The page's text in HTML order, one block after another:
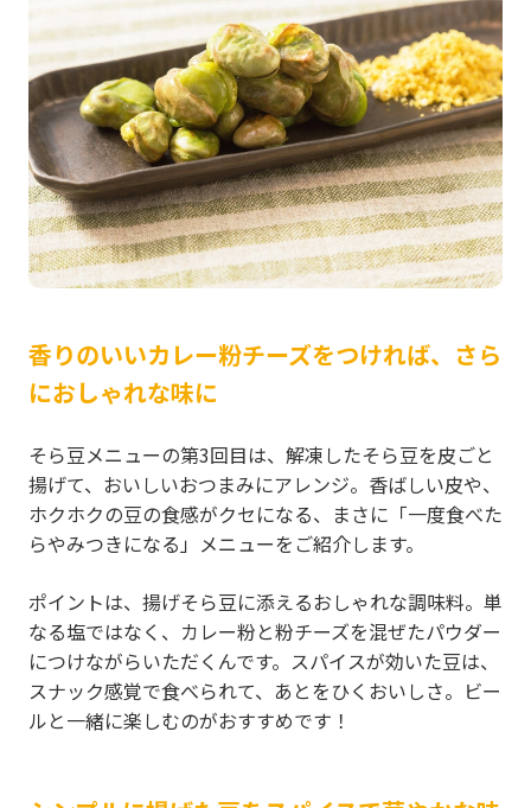
香りのいいカレー粉チーズをつければ、さら
におしゃれな味に
そら豆メニューの第3回目は、解凍したそら豆を皮ごと
揚げて、おいしいおつまみにアレンジ。香ばしい皮や、
ホクホクの豆の食感がクセになる、まさに「一度食べた
らやみつきになる」メニューをご紹介します。
ポイントは、揚げそら豆に添えるおしゃれな調味料。単
なる塩ではなく、カレー粉と粉チーズを混ぜたパウダー
につけながらいただくんです。スパイスが効いた豆は、
スナック感覚で食べられて、あとをひくおいしさ。ビー
ルと一緒に楽しむのがおすすめです！